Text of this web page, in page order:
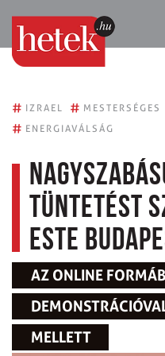
# IZRAEL #
# ENERGIAVÁLSÁG
tüntetést
este
AZ ONLINE
MELLETT